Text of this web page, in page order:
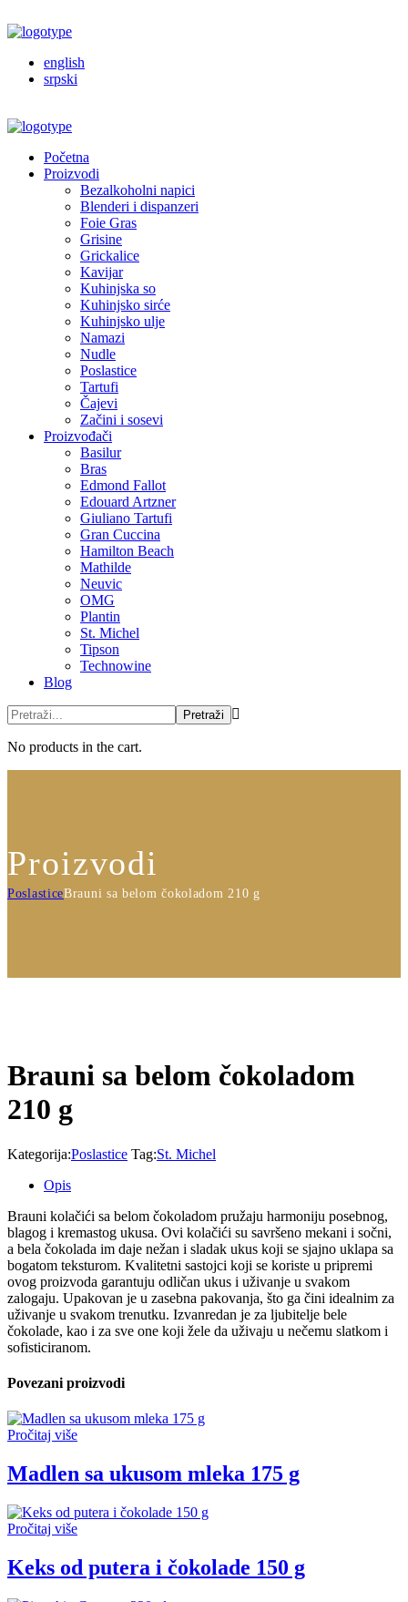
english
srpski
Početna
Proizvodi
Bezalkoholni napici
Blenderi i dispanzeri
Foie Gras
Grisine
Grickalice
Kavijar
Kuhinjska so
Kuhinjsko sirće
Kuhinjsko ulje
Namazi
Nudle
Poslastice
Tartufi
Čajevi
Začini i sosevi
Proizvođači
Basilur
Bras
Edmond Fallot
Edouard Artzner
Giuliano Tartufi
Gran Cuccina
Hamilton Beach
Mathilde
Neuvic
OMG
Plantin
St. Michel
Tipson
Technowine
Blog
No products in the cart.
Proizvodi
PoslasticeBrauni sa belom čokoladom 210 g
Brauni sa belom čokoladom
210 g
Kategorija:Poslastice Tag:St. Michel
Opis
Brauni kolačići sa belom čokoladom pružaju harmoniju posebnog,
blagog i kremastog ukusa. Ovi kolačići su savršeno mekani i sočni,
a bela čokolada im daje nežan i sladak ukus koji se sjajno uklapa sa
bogatom teksturom. Kvalitetni sastojci koji se koriste u pripremi
ovog proizvoda garantuju odličan ukus i uživanje u svakom
zalogaju. Upakovan je u zasebna pakovanja, što ga čini idealnim za
uživanje u svakom trenutku. Izvanredan je za ljubitelje bele
čokolade, kao i za sve one koji žele da uživaju u nečemu slatkom i
sofisticiranom.
Povezani proizvodi
Pročitaj više
Madlen sa ukusom mleka 175 g
Pročitaj više
Keks od putera i čokolade 150 g